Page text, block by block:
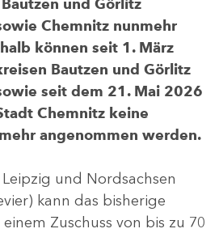
und Görlitz
Chemnitz nunmehr
können seit 1. März
Bautzen und Görlitz
seit dem 21. Mai 2026
Chemnitz keine
angenommen werden.
und Nordsachsen
kann das bisherige
Zuschuss von bis zu 70